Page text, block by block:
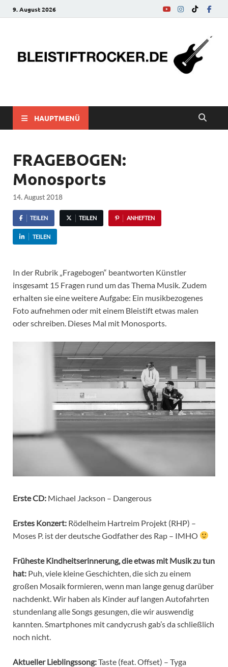
9. August 2026
bleistiftrocker.de
HAUPTMENÜ
FRAGEBOGEN:
Monosports
14. August 2018
TEILEN TEILEN ANHEFTEN
TEILEN
In der Rubrik „Fragebogen“ beantworten Künstler
insgesamt 15 Fragen rund um das Thema Musik. Zudem
erhalten sie eine weitere Aufgabe: Ein musikbezogenes
Foto aufnehmen oder mit einem Bleistift etwas malen
oder schreiben. Dieses Mal mit Monosports.
Erste CD: Michael Jackson – Dangerous
Erstes Konzert: Rödelheim Hartreim Projekt (RHP) –
Moses P. ist der deutsche Godfather des Rap – IMHO
Früheste Kindheitserinnerung, die etwas mit Musik zu tun
hat: Puh, viele kleine Geschichten, die sich zu einem
großen Mosaik formieren, wenn man lange genug darüber
nachdenkt. Wir haben als Kinder auf langen Autofahrten
stundenlang alle Songs gesungen, die wir auswendig
kannten. Smartphones mit candycrush gab’s da schließlich
noch nicht.
Aktueller Lieblingssong:Taste (feat. Offset) – Tyga